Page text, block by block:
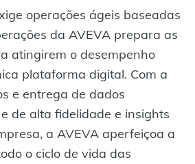
operações ágeis baseadas
da AVEVA prepara as
atingirem o desempenho
plataforma digital. Com a
e entrega de dados
de alta fidelidade e insights
a AVEVA aperfeiçoa a
o ciclo de vida das